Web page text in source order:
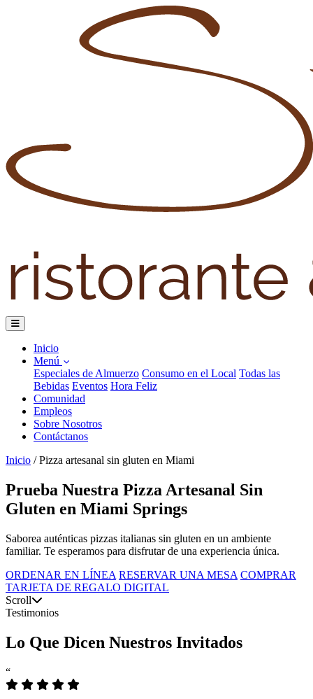
Inicio
Menú
Especiales de Almuerzo Consumo en el Local Todas las
Bebidas Eventos Hora Feliz
Comunidad
Empleos
Sobre Nosotros
Contáctanos
Inicio / Pizza artesanal sin gluten en Miami
Prueba Nuestra Pizza Artesanal Sin
Gluten en Miami Springs
Saborea auténticas pizzas italianas sin gluten en un ambiente
familiar. Te esperamos para disfrutar de una experiencia única.
ORDENAR EN LÍNEA RESERVAR UNA MESA COMPRAR
TARJETA DE REGALO DIGITAL
Scroll
Testimonios
Lo Que Dicen Nuestros Invitados
“